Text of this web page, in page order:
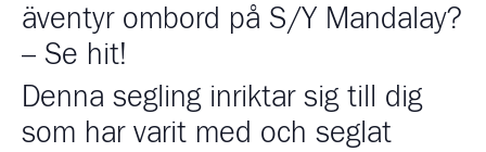
äventyr ombord på S/Y Mandalay?
– Se hit!
Denna segling inriktar sig till dig
som har varit med och seglat